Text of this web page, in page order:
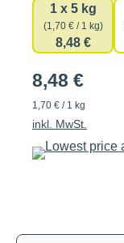
1 x 5 kg
(1,70 € / 1 kg)
8,48 €
8,48 €
1,70 € / 1 kg
inkl. MwSt.